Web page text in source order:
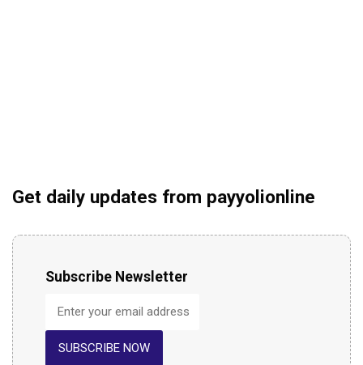
Get daily updates from payyolionline
Subscribe Newsletter
SUBSCRIBE NOW